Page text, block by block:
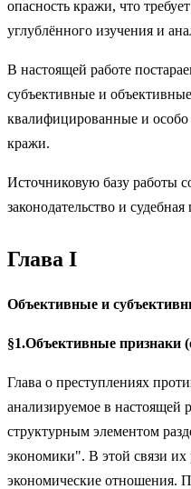
опасность кражи, что
углублённого изучения и
В настоящей работе
субъективные и
квалифицированные и
кражи.
Источниковую базу работы
законодательство и
Глава I
Объективные и
§1.Объективные признаки
Глава о преступлениях
анализируемое в настоящей
структурным элементом
экономики". В этой связи
экономические отношения.